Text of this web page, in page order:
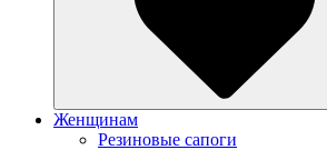
Женщинам
Резиновые сапоги